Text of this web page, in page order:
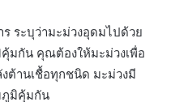
ระบุว่ามะม่วงอุดมไปด้วย
มกัน คุณต้องให้มะม่วงเพื่อ
ต้านเชื้อทุกชนิด มะม่วงมี
ภูมิคุ้มกัน